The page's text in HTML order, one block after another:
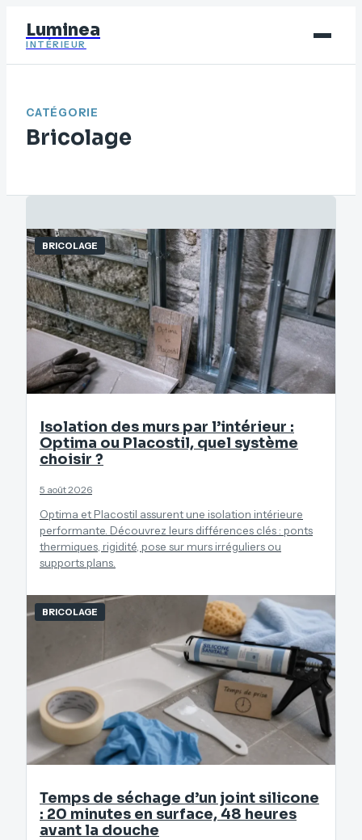
Luminea
INTÉRIEUR
CATÉGORIE
Bricolage
BRICOLAGE
Isolation des murs par l’intérieur :
Optima ou Placostil, quel système
choisir ?
5 août 2026
Optima et Placostil assurent une isolation intérieure
performante. Découvrez leurs différences clés : ponts
thermiques, rigidité, pose sur murs irréguliers ou
supports plans.
BRICOLAGE
Temps de séchage d’un joint silicone
: 20 minutes en surface, 48 heures
avant la douche